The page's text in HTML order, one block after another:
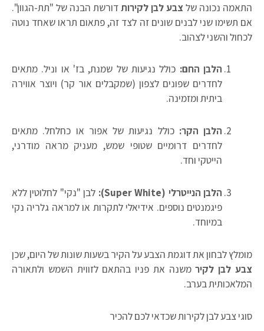
התאמה נכונה שלצבע לבן לקירותדורשת הבנה של "תת-הגוון".
אם תשימו שני לבנים שונים זה לצד זה, פתאום תראו שאחד נוטה
לכחול והשני לצהוב.
הלבן החם: כולל נגיעות של שמנת, בז' או וניל. מתאים
לחדרים שפונים לצפון (שמקבלים אור קר) ויוצר אווירה
ביתית ומזמינה.
הלבן הקר: כולל נגיעות של אפור או כחלחל. מתאים
לחדרים דרומיים שטופי שמש, מעניק מראה מודרני,
הייטקי וחד.
הלבן הנייטרלי (Super White):
לבן "נקי" לחלוטין ללא
פיגמנטים נוספים. אידיאלי לתקרות או למראה גלריה נקי
במיוחד.
מומלץ לבחון את דוגמת הצבע על הקיר בשעות שונות של היום, שכן
צבע לבן לקירמשנה את פניו בהתאם לזווית השמש ולתאורה
המלאכותית בערב.
סוגי צבע לבן לקירות שכדאי לכם להכיר